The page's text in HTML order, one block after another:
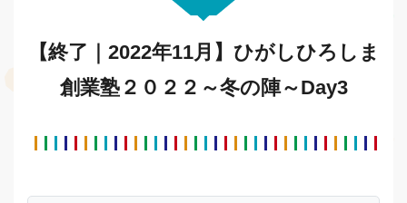
【終了｜2022年11月】ひがしひろしま
創業塾２０２２～冬の陣～Day3